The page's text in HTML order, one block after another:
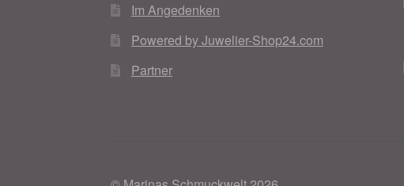
Im Angedenken
Powered by Juwelier-Shop24.com
Partner